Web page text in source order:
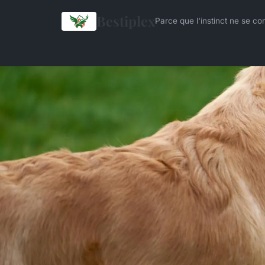
Parce que l'instinct ne se